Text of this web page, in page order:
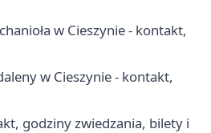
w Cieszynie - kontakt,
w Cieszynie - kontakt,
godziny zwiedzania, bilety i